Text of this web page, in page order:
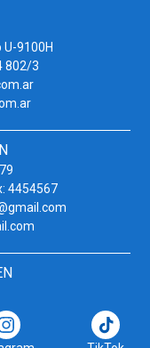
U-9100H
802/3
4454567